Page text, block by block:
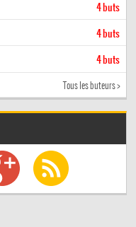
4 buts
4 buts
4 buts
Tous les buteurs >